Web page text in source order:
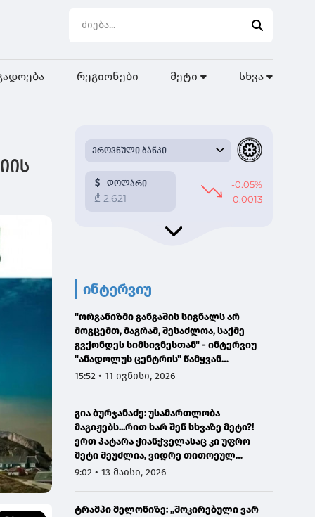
რეგიონები მეტი სხვა
ინტერვიუ
"ორგანიზმი განგაშის სიგნალს არ
მოგცემთ, მაგრამ, შესაძლოა, საქმე
გვქონდეს სიმსივნესთან" - ინტერვიუ
"ანადოლუს ცენტრის" წამყვან
ონკოლოგთან
15:52 • 11 ივნისი, 2026
გია ბურჯანაძე: უსამართლობა
მაგიჟებს...რით ხარ შენ სხვაზე მეტი?!
ერთ პატარა ჭიანჭველასაც კი უფრო
მეტი შეუძლია, ვიდრე თითოეულ
ჩვენგანს...
9:02 • 13 მაისი, 2026
ტრამპი მელონიზე: „შოკირებული ვარ